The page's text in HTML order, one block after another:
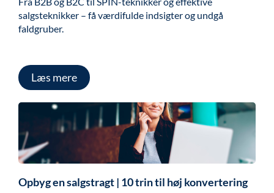
salgsteknikker – få værdifulde indsigter og undgå
faldgruber.
Læs mere
Opbyg en salgstragt | 10 trin til høj konvertering